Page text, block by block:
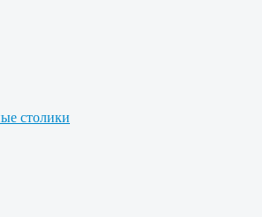
столики